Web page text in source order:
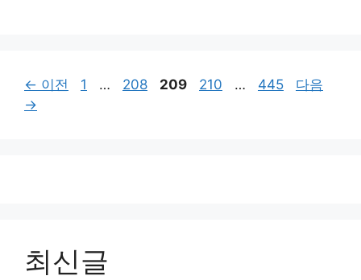
← 이전
페
1 …
페
208
페
209
페
210 …
페
445
다음
→
최신글